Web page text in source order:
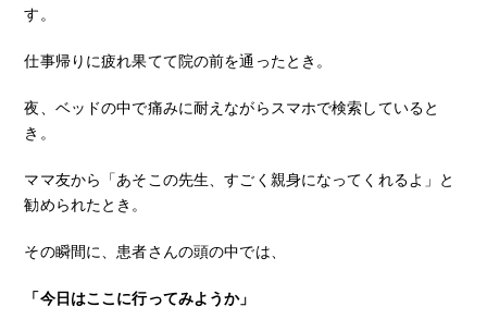
す。
仕事帰りに疲れ果てて院の前を通ったとき。
夜、ベッドの中で痛みに耐えながらスマホで検索していると
き。
ママ友から「あそこの先生、すごく親身になってくれるよ」と
勧められたとき。
その瞬間に、患者さんの頭の中では、
「今日はここに行ってみようか」